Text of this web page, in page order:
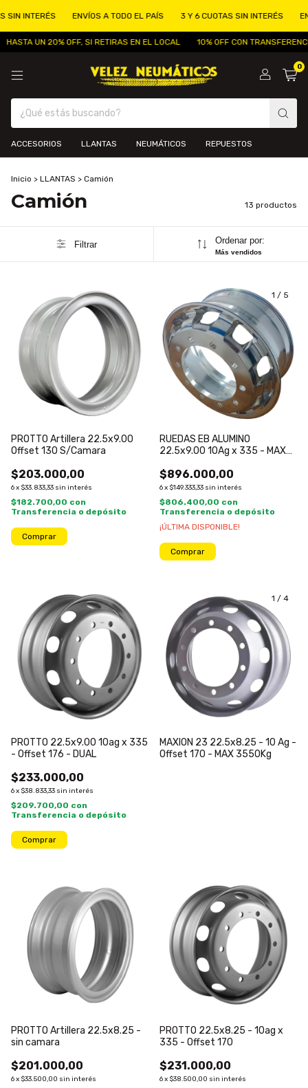
INTERÉS ENVÍOS A TODO EL PAÍS 3 Y 6 CUOTAS SIN INTERÉS
UN 20% OFF, SI RETIRAS EN EL LOCAL 10% OFF CON TRANSFERENCIA
0
ACCESORIOS LLANTAS NEUMÁTICOS REPUESTOS
Inicio > LLANTAS > Camión
Camión 13 productos
Filtrar Ordenar por:
Más vendidos
PROTTO Artillera 22.5x9.00
Offset 130 S/Camara
$203.000,00
6x $33.833,33 sin interés
$182.700,00 con
Transferencia o depósito
1 / 5
RUEDAS EB ALUMINO
22.5x9.00 10Ag x 335 - MAX
$896.000,00
6x $149.333,33 sin interés
$806.400,00 con
Transferencia o depósito
¡ÚLTIMA DISPONIBLE!
PROTTO 22.5x9.00 10ag x 335
- Offset 176 - DUAL
$233.000,00
6x $38.833,33 sin interés
$209.700,00 con
Transferencia o depósito
1 / 4
MAXION 23 22.5x8.25 - 10 Ag -
Offset 170 - MAX 3550Kg
PROTTO Artillera 22.5x8.25 -
sin camara
$201.000,00
6x $33.500,00 sin interés
PROTTO 22.5x8.25 - 10ag x
335 - Offset 170
$231.000,00
6x $38.500,00 sin interés